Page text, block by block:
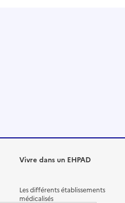
Vivre dans un EHPAD
Les différents établissements
médicalisés